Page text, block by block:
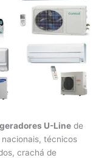
U-Line de
técnicos
crachá de